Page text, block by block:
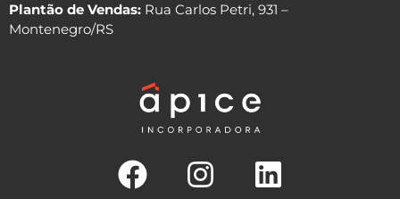
Plantão de Vendas: Rua Carlos Petri, 931 –
Montenegro/RS